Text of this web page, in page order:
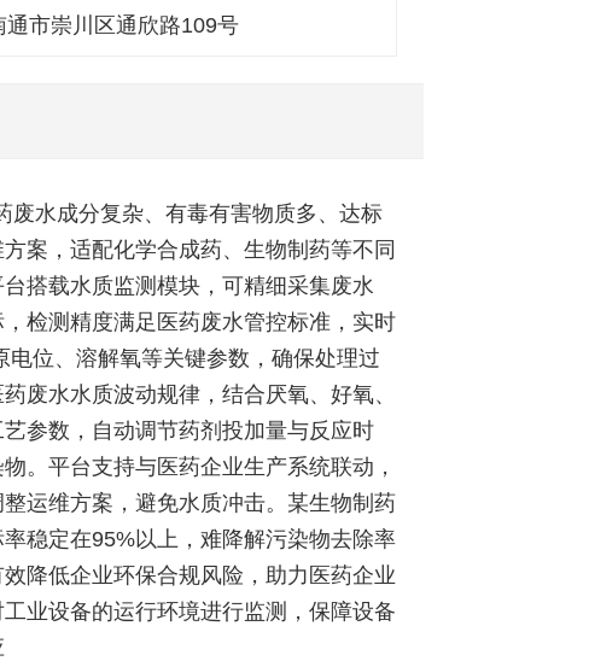
通市崇川区通欣路109号
废水成分复杂、有毒有害物质多、达标
案，适配化学合成药、生物制药等不同
搭载水质监测模块，可精细采集废水
检测精度满足医药废水管控标准，实时
位、溶解氧等关键参数，确保处理过
废水水质波动规律，结合厌氧、好氧、
参数，自动调节药剂投加量与反应时
。平台支持与医药企业生产系统联动，
运维方案，避免水质冲击。某生物制药
稳定在95%以上，难降解污染物去除率
降低企业环保合规风险，助力医药企业
业设备的运行环境进行监测，保障设备